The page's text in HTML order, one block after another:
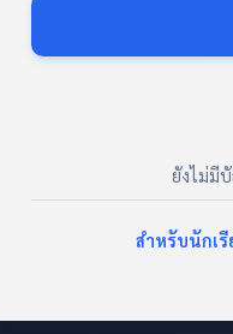
ยังไม่มี
สำหรับนักเ